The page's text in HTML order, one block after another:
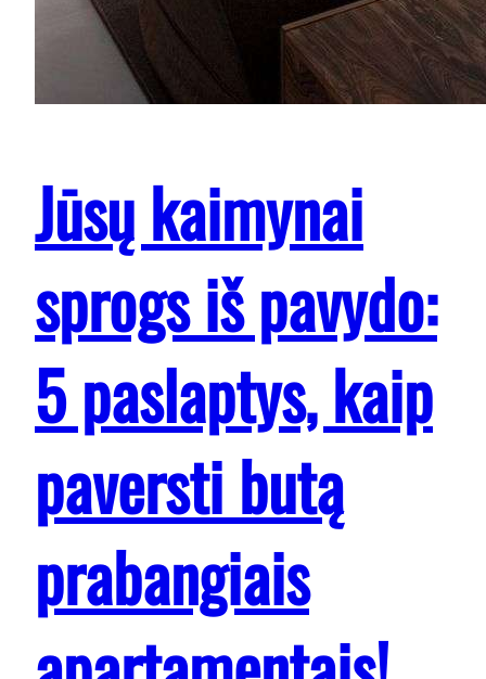
Jūsų kaimynai
sprogs iš pavydo:
5 paslaptys, kaip
paversti butą
prabangiais